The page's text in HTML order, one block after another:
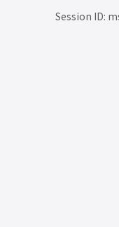
Session ID: